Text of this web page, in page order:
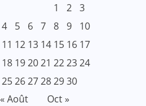
1
2 3
4
5 6 7 8 9
10
11 12 13 14 15 16 17
18 192021 222324
252627282930
« Août
Oct »